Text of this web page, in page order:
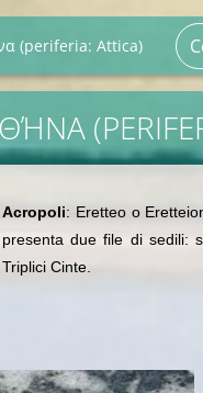
(periferia: Attica)
Acropoli: Eretteo o
presenta due file di sedili:
Triplici Cinte.